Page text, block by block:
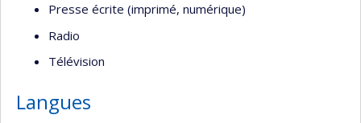
Presse écrite (imprimé, numérique)
Radio
Télévision
Langues